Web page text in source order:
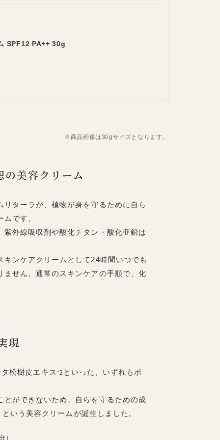
SPF12 PA++ 30g
※商品画像は30gサイズとなります。
美容クリーム
ターラが、植物が身を守るために自ら
です。
外線吸収剤や酸化チタン・酸化亜鉛は
ンケアクリームとして24時間いつでも
せん。通常のスキンケアの手順で、化
現
松樹皮エキス *2 といった、いずれもポ
ができないため、自らを守るための成
いう美容クリームが誕生しました。
）